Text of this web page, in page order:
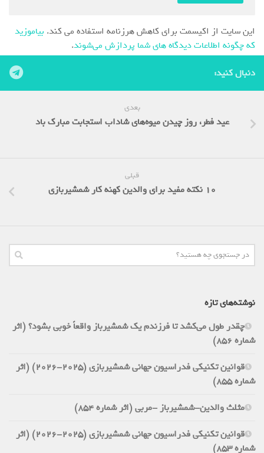
این سایت از اکیسمت برای کاهش هرزنامه استفاده می کند. بیاموزید
که چگونه اطلاعات دیدگاه های شما پردازش می‌شوند.
دنبال کنید:
بعدی
عید فطر، روز چیدن میوه‌های شاداب استجابت مبارک باد
قبلی
10 نکته مفید برای والدین کهنه کار شمشیربازی
نوشته‌های تازه
چقدر طول می‌کشد تا فرزندم یک شمشیرباز واقعاً خوبی بشود؟ (اثر
شماره 856)
قوانین تکنیکی فدراسیون جهانی شمشیربازی (2025-2026) (اثر
شماره 855)
مثلث والدین-شمشیرباز -مربی (اثر شماره 854)
قوانین تکنیکی فدراسیون جهانی شمشیربازی (2025-2026) (اثر
شماره 853)